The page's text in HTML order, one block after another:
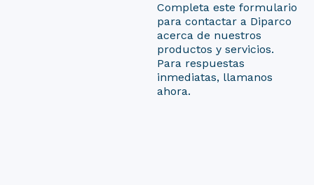
Completa este formulario
para contactar a Diparco
acerca de nuestros
productos y servicios.
Para respuestas
inmediatas, llamanos
ahora.